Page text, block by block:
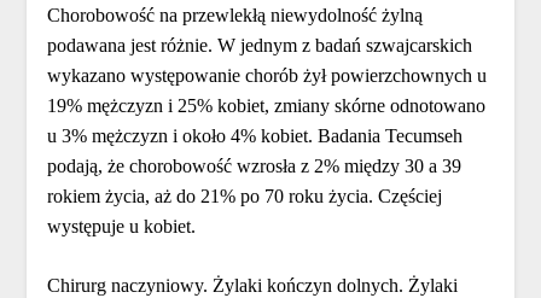
Chorobowość na przewlekłą niewydolność żylną
podawana jest różnie. W jednym z badań szwajcarskich
wykazano występowanie chorób żył powierzchownych u
19% mężczyzn i 25% kobiet, zmiany skórne odnotowano
u 3% mężczyzn i około 4% kobiet. Badania Tecumseh
podają, że chorobowość wzrosła z 2% między 30 a 39
rokiem życia, aż do 21% po 70 roku życia. Częściej
występuje u kobiet.
Chirurg naczyniowy. Żylaki kończyn dolnych. Żylaki